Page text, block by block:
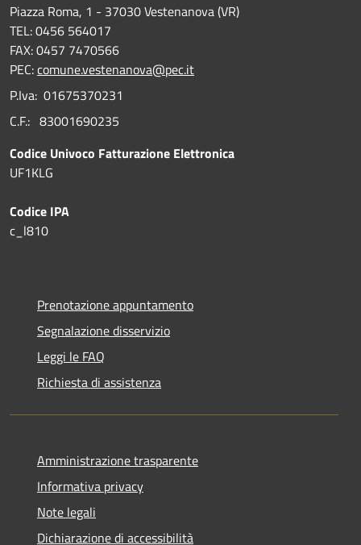
Piazza Roma, 1 - 37030 Vestenanova (VR)
TEL: 0456 564017
FAX: 0457 7470566
PEC:comune.vestenanova@pec.it
P.Iva: 01675370231
C.F.: 83001690235
Codice Univoco Fatturazione Elettronica
UF1KLG
Codice IPA
c_l810
Prenotazione appuntamento
Segnalazione disservizio
Leggi le FAQ
Richiesta di assistenza
Amministrazione trasparente
Informativa privacy
Note legali
Dichiarazione di accessibilità